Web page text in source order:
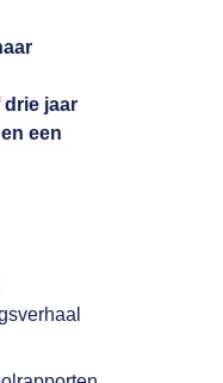
jaar
een